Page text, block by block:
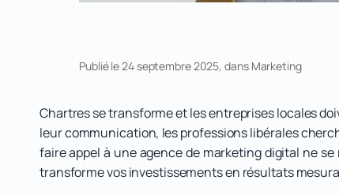
Publié le 24 septembre 2025, dans Marketing
Chartres se transforme et les entreprises locales
leur communication, les professions libérales
faire appel à une agence de marketing digital ne se
transforme vos investissements en résultats